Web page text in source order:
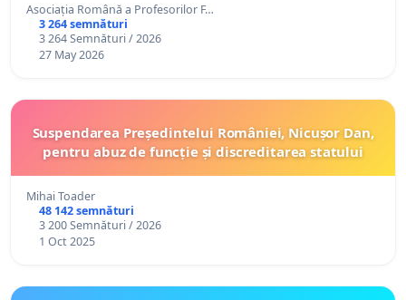
Asociația Română a Profesorilor F…
3 264 semnături
3 264 Semnături / 2026
27 May 2026
Suspendarea Președintelui României, Nicușor Dan,
pentru abuz de funcție și discreditarea statului
Mihai Toader
48 142 semnături
3 200 Semnături / 2026
1 Oct 2025